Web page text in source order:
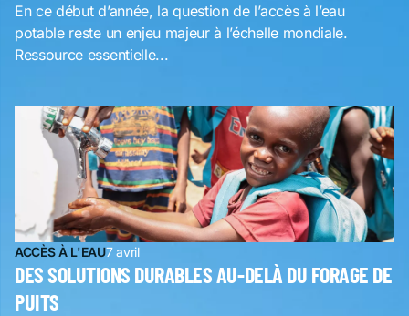
En ce début d’année, la question de l’accès à l’eau
potable reste un enjeu majeur à l’échelle mondiale.
Ressource essentielle...
ACCÈS À L'EAU7 avril
DES SOLUTIONS DURABLES AU-DELÀ DU FORAGE DE
PUITS